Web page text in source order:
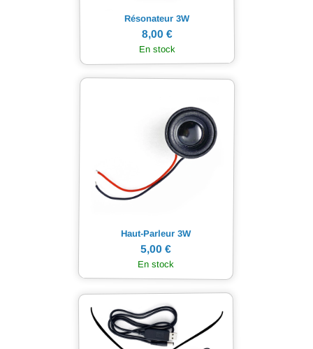
Résonateur 3W
8,00 €
En stock
Haut-Parleur 3W
5,00 €
En stock